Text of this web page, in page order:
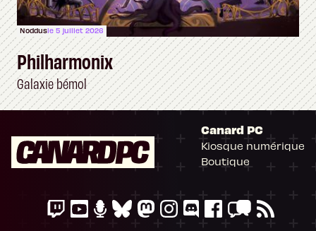
Noddusle 5 juillet 2026
Philharmonix
Galaxie bémol
Canard PC
Kiosque numérique
Boutique